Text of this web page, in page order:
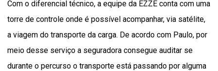
Com o diferencial técnico, a equipe da EZZE conta com uma
torre de controle onde é possível acompanhar, via satélite,
a viagem do transporte da carga. De acordo com Paulo, por
meio desse serviço a seguradora consegue auditar se
durante o percurso o transporte está passando por alguma